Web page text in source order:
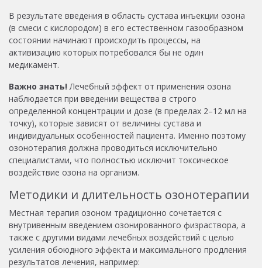
В результате введения в область сустава инъекции озона
(в смеси с кислородом) в его естественном газообразном
состоянии начинают происходить процессы, на
активизацию которых потребовался бы не один
медикамент.
Важно знать! Лечебный эффект от применения озона
наблюдается при введении вещества в строго
определенной концентрации и дозе (в пределах 2–12 мл на
точку), которые зависят от величины сустава и
индивидуальных особенностей пациента. Именно поэтому
озонотерапия должна проводиться исключительно
специалистами, что полностью исключит токсическое
воздействие озона на организм.
Методики и длительность озонотерапии
Местная терапия озоном традиционно сочетается с
внутривенным введением озонированного физраствора, а
также с другими видами лечебных воздействий с целью
усиления обоюдного эффекта и максимального продления
результатов лечения, например: